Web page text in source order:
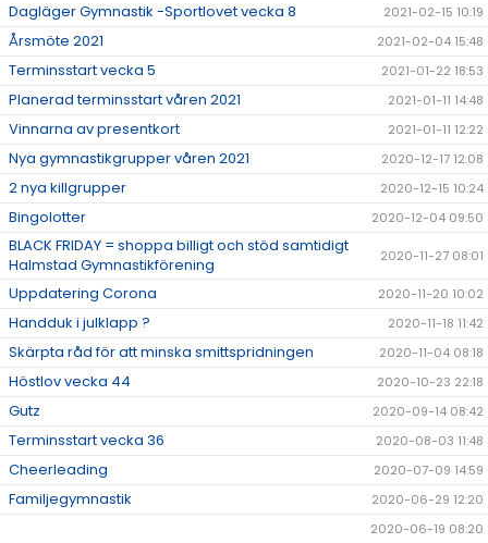
Dagläger Gymnastik -Sportlovet vecka 8 2021-02-15 10:19
Årsmöte 2021 2021-02-04 15:48
Terminsstart vecka 5 2021-01-22 18:53
Planerad terminsstart våren 2021 2021-01-11 14:48
Vinnarna av presentkort 2021-01-11 12:22
Nya gymnastikgrupper våren 2021 2020-12-17 12:08
2 nya killgrupper 2020-12-15 10:24
Bingolotter 2020-12-04 09:50
BLACK FRIDAY = shoppa billigt och stöd samtidigt
Halmstad Gymnastikförening
2020-11-27 08:01
Uppdatering Corona 2020-11-20 10:02
Handduk i julklapp ? 2020-11-18 11:42
Skärpta råd för att minska smittspridningen 2020-11-04 08:18
Höstlov vecka 44 2020-10-23 22:18
Gutz 2020-09-14 08:42
Terminsstart vecka 36 2020-08-03 11:48
Cheerleading 2020-07-09 14:59
Familjegymnastik
2020-06-29 12:20
2020-06-19 08:20